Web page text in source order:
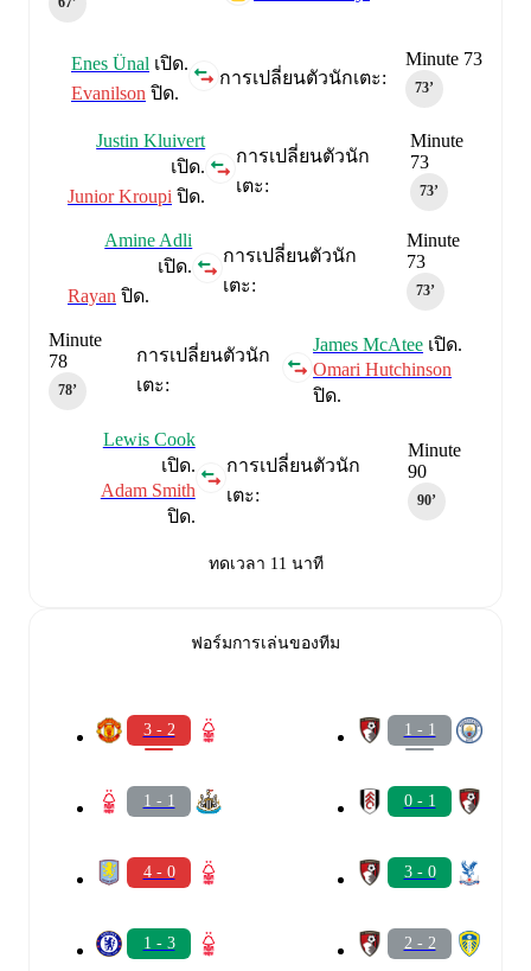
Minute 73
73‎’‎
การเปลี่ยนตัวนักเตะ:
Enes Ünal เปิด.
Evanilson ปิด.
Minute
73
73‎’‎
การเปลี่ยนตัวนัก
เตะ:
Justin Kluivert
เปิด.
Junior Kroupi ปิด.
Minute
73
73‎’‎
การเปลี่ยนตัวนัก
เตะ:
Amine Adli
เปิด.
Rayan ปิด.
การเปลี่ยนตัวนัก
เตะ:
James McAtee เปิด.
Omari Hutchinson
ปิด.
Minute
78
78‎’‎
Minute
90
90‎’‎
การเปลี่ยนตัวนัก
เตะ:
Lewis Cook
เปิด.
Adam Smith
ปิด.
ทดเวลา 11 นาที
ฟอร์มการเล่นของทีม
3 - 2
1 - 1
4 - 0
1 - 3
1 - 1
0 - 1
3 - 0
2 - 2